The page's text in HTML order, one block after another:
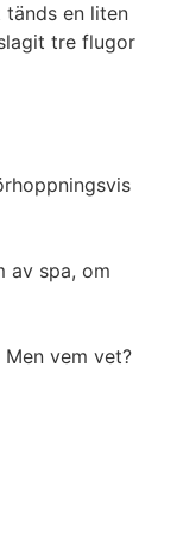
tänds en liten
tre flugor
av spa, om
vem vet?